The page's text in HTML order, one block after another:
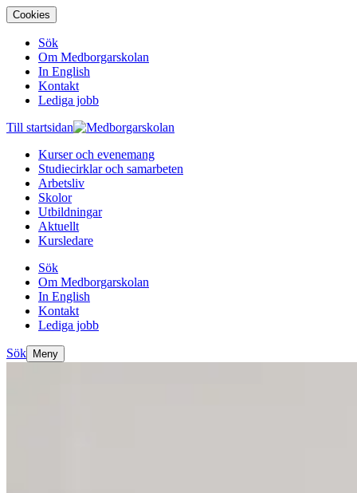
Cookies
Sök
Om Medborgarskolan
In English
Kontakt
Lediga jobb
Till startsidan
Kurser och evenemang
Studiecirklar och samarbeten
Arbetsliv
Skolor
Utbildningar
Aktuellt
Kursledare
Sök
Om Medborgarskolan
In English
Kontakt
Lediga jobb
Sök Meny